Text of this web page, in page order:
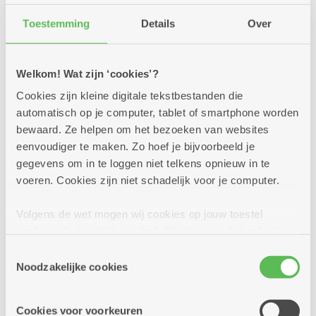
Toestemming Details Over
Welkom! Wat zijn ‘cookies’?
Cookies zijn kleine digitale tekstbestanden die
automatisch op je computer, tablet of smartphone worden
bewaard. Ze helpen om het bezoeken van websites
eenvoudiger te maken. Zo hoef je bijvoorbeeld je
gegevens om in te loggen niet telkens opnieuw in te
voeren. Cookies zijn niet schadelijk voor je computer.
Volgens de wet mogen wij cookies op jouw toestel
cookies hebben we jouw toestemming nodig. Sommige
cookies worden geplaatst door derde partijen die een
Noodzakelijke cookies
Cookies voor voorkeuren
september
-
12u
Digipunt
Dienstencentrum De Nobele Donk
Beter leren werken met je smartphone,
computer of tablet? Hier kan je al je vragen
stellen over e-mail, internet, online bankieren,